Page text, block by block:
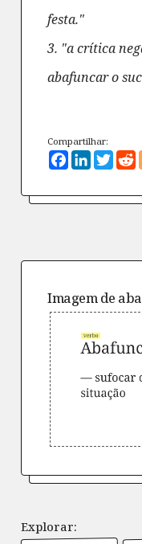
festa."
3. "a crítica
abafuncar o
Compartilhar:
Facebook
Imagem de